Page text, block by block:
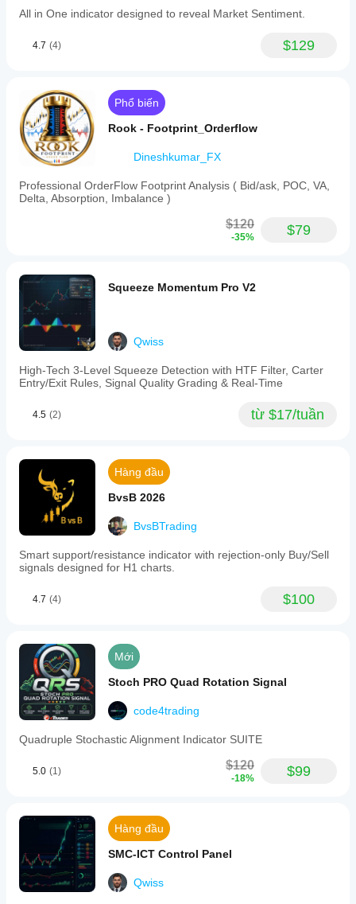
All in One indicator designed to reveal Market Sentiment.
4.7 (4) $129
Phổ biến
Rook - Footprint_Orderflow
Dineshkumar_FX
Professional OrderFlow Footprint Analysis ( Bid/ask, POC, VA,
Delta, Absorption, Imbalance )
$120
-35% $79
Squeeze Momentum Pro V2
Qwiss
High-Tech 3-Level Squeeze Detection with HTF Filter, Carter
Entry/Exit Rules, Signal Quality Grading & Real-Time
4.5 (2) từ $17/tuần
Hàng đầu
BvsB 2026
BvsBTrading
Smart support/resistance indicator with rejection-only Buy/Sell
signals designed for H1 charts.
4.7 (4) $100
Mới
Stoch PRO Quad Rotation Signal
code4trading
Quadruple Stochastic Alignment Indicator SUITE
5.0 (1) $120
-18% $99
Hàng đầu
SMC-ICT Control Panel
Qwiss